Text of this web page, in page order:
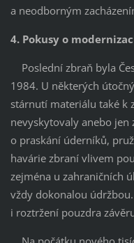
a neodborným
4. Pokusy o
Poslední zbraň byla
1984. U některých
stárnutí materiálu také k
nevyskytovaly anebo jen
o praskání úderníků,
havárie zbraní vlivem
zejména u zahraničních
vždy dokonalou
i roztržení pouzdra